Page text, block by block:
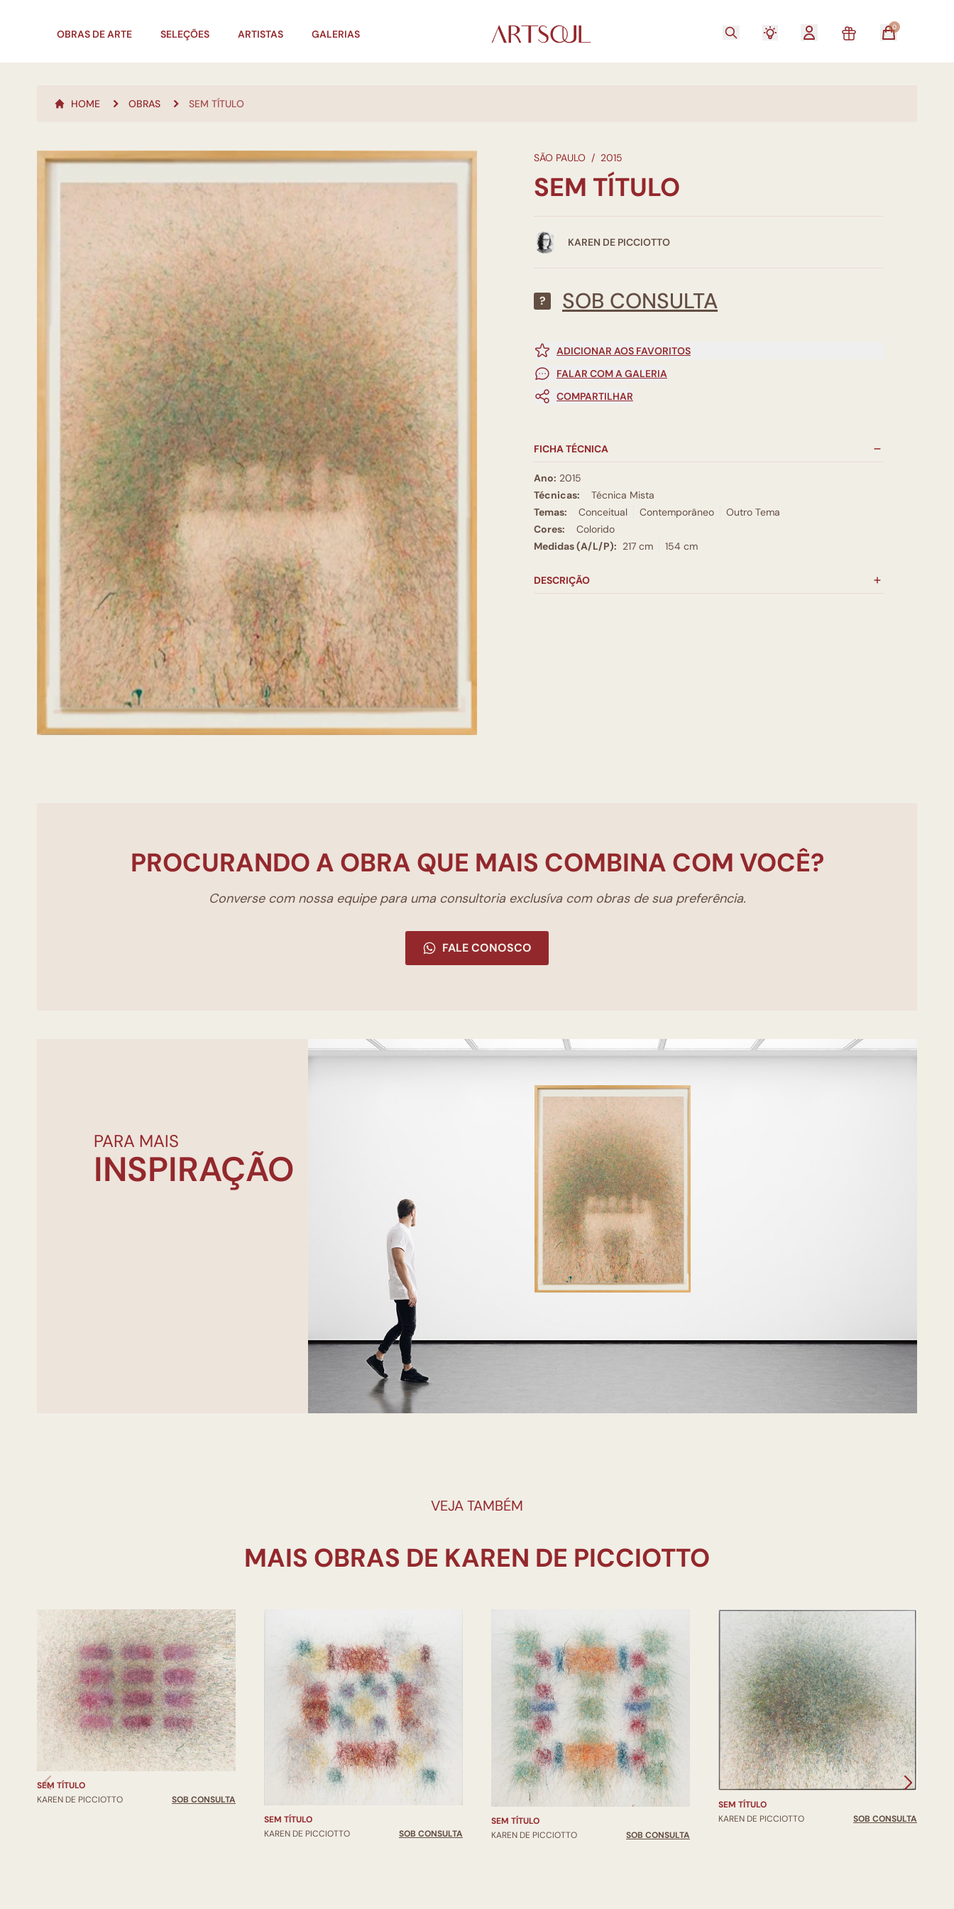
OBRAS DE ARTE SELEÇÕES ARTISTAS GALERIAS
0
HOME OBRAS SEM TÍTULO
SÃO PAULO / 2015
SEM TÍTULO
KAREN DE PICCIOTTO
? SOB CONSULTA
ADICIONAR AOS FAVORITOS
FALAR COM A GALERIA
COMPARTILHAR
FICHA TÉCNICA
Ano: 2015
Técnicas:
Técnica Mista
Temas:
Conceitual Contemporâneo
Outro Tema
Cores:
Colorido
Medidas (A/L/P): 217 cm 154 cm
DESCRIÇÃO
PROCURANDO A OBRA QUE MAIS COMBINA COM VOCÊ?
Converse com nossa equipe para uma consultoria exclusíva com obras de sua preferência.
FALE CONOSCO
PARA MAIS
INSPIRAÇÃO
VEJA TAMBÉM
SEM TÍTULO
KAREN DE PICCIOTTO
SOB CONSULTA
SEM TÍTULO
KAREN DE PICCIOTTO
SOB CONSULTA
SEM TÍTULO
KAREN DE PICCIOTTO
SOB CONSULTA
SEM TÍTULO
KAREN DE PICCIOTTO
SOB CONSULTA